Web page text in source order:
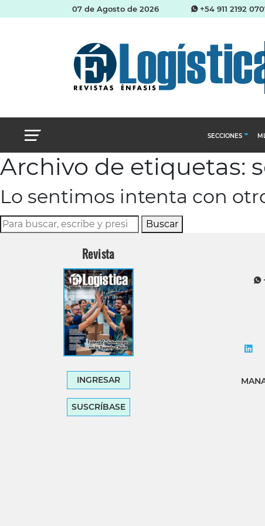
07 de Agosto de 2026 +54 911 2192
SECCIONES
Almacenes e
Archivo de etiquetas:
Lo sentimos intenta con
Buscar
Revista
INGRESAR
SUSCRÍBASE